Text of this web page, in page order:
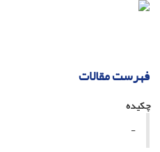
فهرست مقالات
چکیده
-